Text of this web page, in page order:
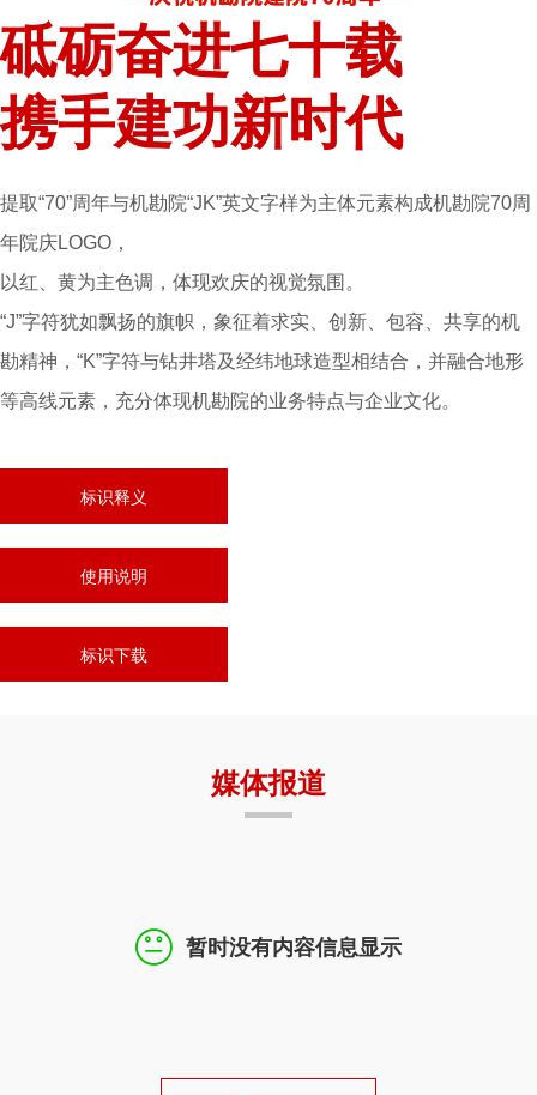
砥砺奋进七十载
携手建功新时代
提取“70”周年与机勘院“JK”英文字样为主体元素构成机勘院70周
年院庆LOGO，
以红、黄为主色调，体现欢庆的视觉氛围。
“J”字符犹如飘扬的旗帜，象征着求实、创新、包容、共享的机
勘精神，“K”字符与钻井塔及经纬地球造型相结合，并融合地形
等高线元素，充分体现机勘院的业务特点与企业文化。
标识释义
使用说明
标识下载
媒体报道
暂时没有内容信息显示